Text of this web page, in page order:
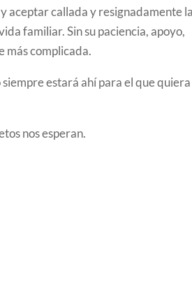
aceptar callada y resignadamente
familiar. Sin su paciencia, apoyo,
más complicada.
estará ahí para el que quiera
nos esperan.